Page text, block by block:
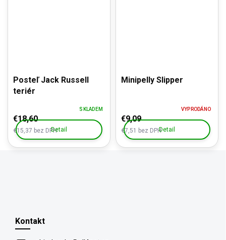
Posteľ Jack Russell
teriér
€15,37 bez DPH
€18,60
SKLADEM
Detail
Minipelly Slipper
€7,51 bez DPH
€9,09
VYPRODÁNO
Detail
Kontakt